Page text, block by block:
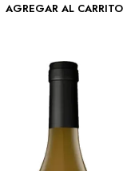
AGREGAR AL CARRITO